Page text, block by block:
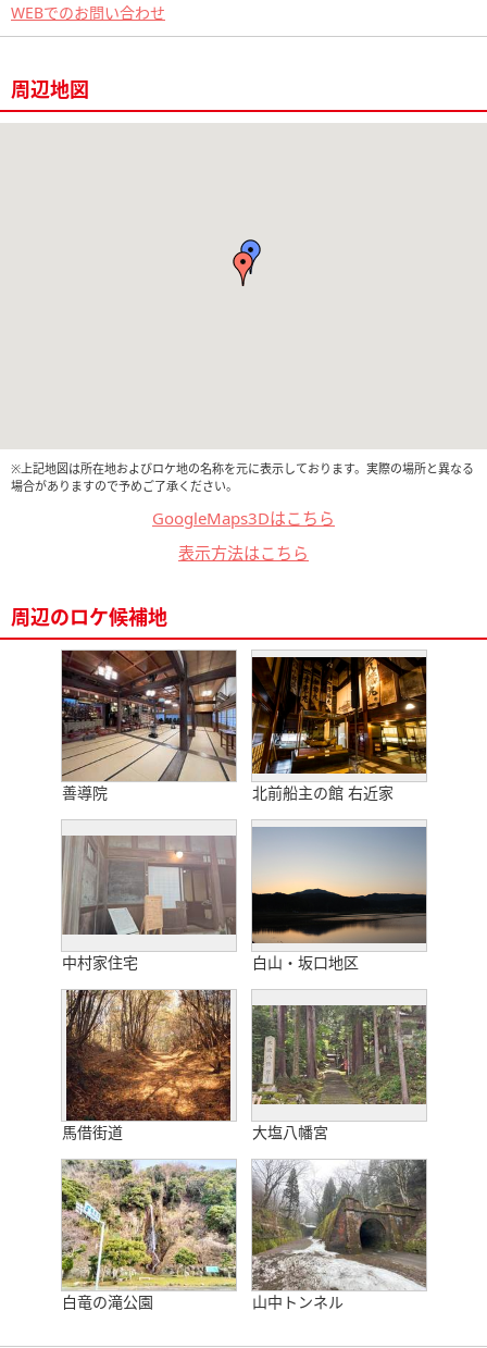
WEBでのお問い合わせ
周辺地図
※上記地図は所在地およびロケ地の名称を元に表示しております。実際の場所と異なる
場合がありますので予めご了承ください。
GoogleMaps3Dはこちら
表示方法はこちら
周辺のロケ候補地
善導院 北前船主の館 右近家
中村家住宅 白山・坂口地区
馬借街道 大塩八幡宮
白竜の滝公園 山中トンネル